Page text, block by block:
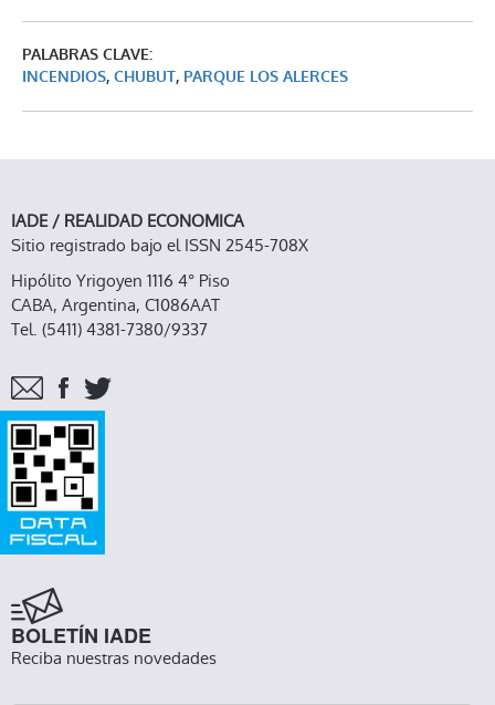
PALABRAS CLAVE:
INCENDIOS, CHUBUT, PARQUE LOS ALERCES
IADE / REALIDAD ECONOMICA
Sitio registrado bajo el ISSN 2545-708X
Hipólito Yrigoyen 1116 4° Piso
CABA, Argentina, C1086AAT
Tel. (5411) 4381-7380/9337
BOLETÍN IADE
Reciba nuestras novedades